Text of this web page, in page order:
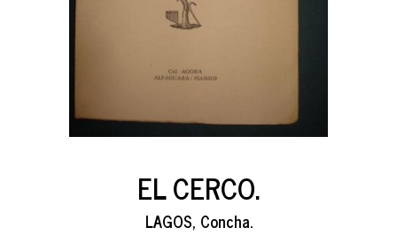
EL CERCO.
LAGOS, Concha.